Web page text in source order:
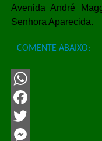
Avenida André
Senhora Aparecida.
COMENTE ABAIXO:
WhatsApp
Facebook
Twitter